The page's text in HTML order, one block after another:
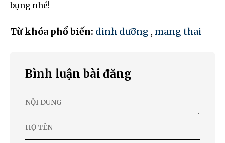
bụng nhé!
Từ khóa phổ biến: dinh dưỡng , mang thai
Bình luận bài đăng